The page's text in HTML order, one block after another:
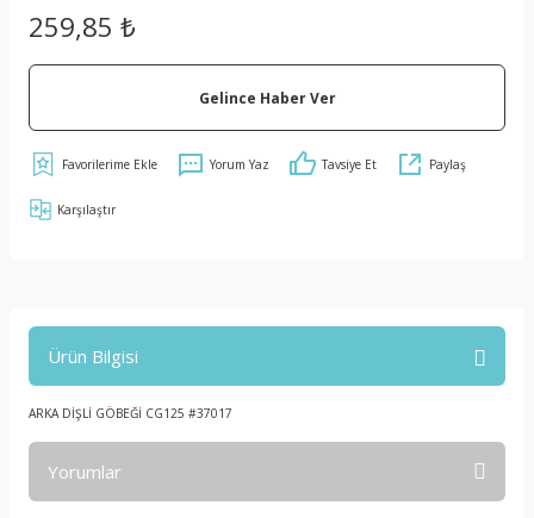
259,85 ₺
Gelince Haber Ver
Yorum Yaz Tavsiye Et Paylaş
Karşılaştır
Ürün Bilgisi
ARKA DİŞLİ GÖBEĞİ CG125 #37017
Yorumlar